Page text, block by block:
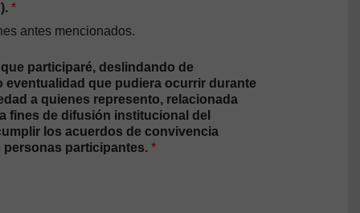
*
antes mencionados.
participaré, deslindando de
que pudiera ocurrir durante
a quienes represento, relacionada
fines de difusión institucional del
los acuerdos de convivencia
participantes. *